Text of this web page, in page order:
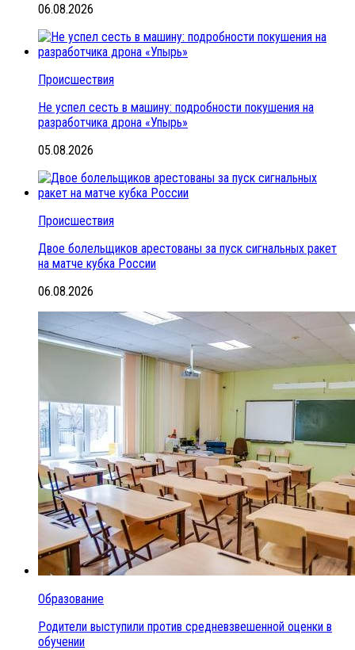
06.08.2026
Происшествия
Не успел сесть в машину: подробности покушения на
разработчика дрона «Упырь»
05.08.2026
Происшествия
Двое болельщиков арестованы за пуск сигнальных ракет
на матче кубка России
06.08.2026
Образование
Родители выступили против средневзвешенной оценки в
обучении